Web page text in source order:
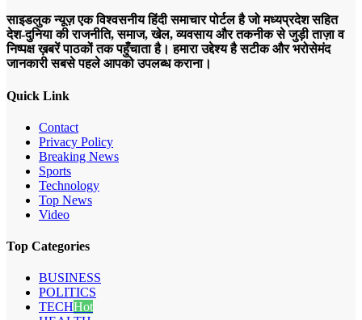
साइडलुक न्यूज़ एक विश्वसनीय हिंदी समाचार पोर्टल है जो मध्यप्रदेश सहित
देश-दुनिया की राजनीति, समाज, खेल, व्यवसाय और तकनीक से जुड़ी ताज़ा व
निष्पक्ष ख़बरें पाठकों तक पहुँचाता है। हमारा उद्देश्य है सटीक और भरोसेमंद
जानकारी सबसे पहले आपको उपलब्ध कराना।
Quick Link
Contact
Privacy Policy
Breaking News
Sports
Technology
Top News
Video
Top Categories
BUSINESS
POLITICS
TECHHot